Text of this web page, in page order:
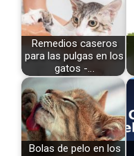
Remedios caseros
para las pulgas en los
gatos -…
Bolas de pelo en los